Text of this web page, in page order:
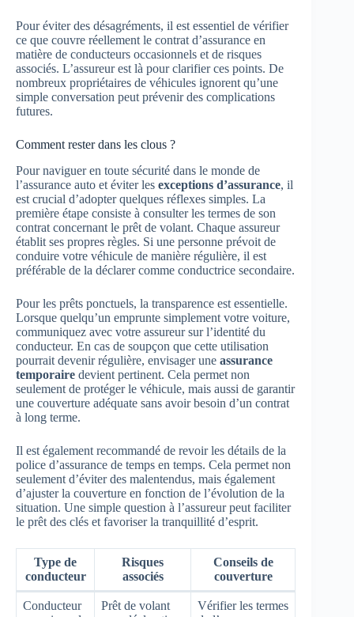
Pour éviter des désagréments, il est essentiel de vérifier
ce que couvre réellement le contrat d’assurance en
matière de conducteurs occasionnels et de risques
associés. L’assureur est là pour clarifier ces points. De
nombreux propriétaires de véhicules ignorent qu’une
simple conversation peut prévenir des complications
futures.
Comment rester dans les clous ?
Pour naviguer en toute sécurité dans le monde de
l’assurance auto et éviter les exceptions d’assurance, il
est crucial d’adopter quelques réflexes simples. La
première étape consiste à consulter les termes de son
contrat concernant le prêt de volant. Chaque assureur
établit ses propres règles. Si une personne prévoit de
conduire votre véhicule de manière régulière, il est
préférable de la déclarer comme conductrice secondaire.
Pour les prêts ponctuels, la transparence est essentielle.
Lorsque quelqu’un emprunte simplement votre voiture,
communiquez avec votre assureur sur l’identité du
conducteur. En cas de soupçon que cette utilisation
pourrait devenir régulière, envisager une assurance
temporaire devient pertinent. Cela permet non
seulement de protéger le véhicule, mais aussi de garantir
une couverture adéquate sans avoir besoin d’un contrat
à long terme.
Il est également recommandé de revoir les détails de la
police d’assurance de temps en temps. Cela permet non
seulement d’éviter des malentendus, mais également
d’ajuster la couverture en fonction de l’évolution de la
situation. Une simple question à l’assureur peut faciliter
le prêt des clés et favoriser la tranquillité d’esprit.
Type de
conducteur
Risques
associés
Conseils de
couverture
Conducteur
Prêt de volant
Vérifier les termes